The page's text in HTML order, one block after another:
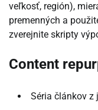
veľkosť, región),
premenných a
zverejnite skripty
Content
Séria článkov z